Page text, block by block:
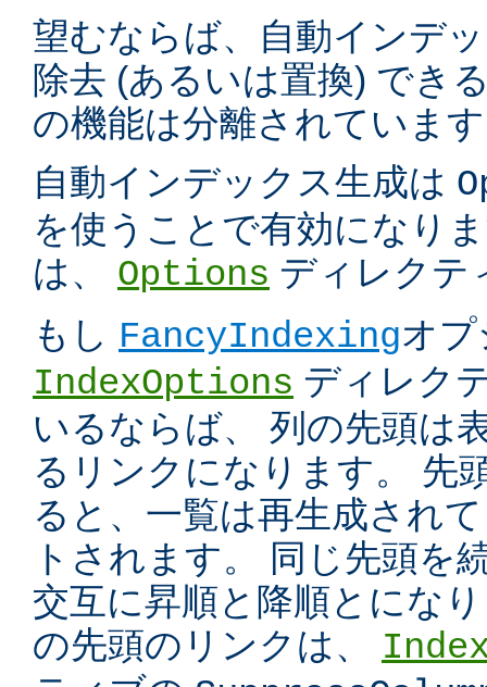
望むならば、自動インデ
除去 (あるいは置換) でき
の機能は分離されていま
自動インデックス生成は
を使うことで有効になり
は、 Options ディレクテ
もし FancyIndexingオ
IndexOptions ディレク
いるならば、 列の先頭は
るリンクになります。 先
ると、一覧は再生成され
トされます。 同じ先頭を
交互に昇順と降順とにな
の先頭のリンクは、